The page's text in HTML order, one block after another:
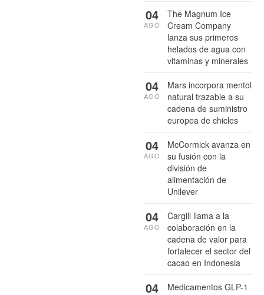
The Magnum Ice
Cream Company
lanza sus primeros
helados de agua con
vitaminas y minerales
04
AGO
Mars incorpora mentol
natural trazable a su
cadena de suministro
europea de chicles
04
AGO
McCormick avanza en
su fusión con la
división de
alimentación de
Unilever
04
AGO
Cargill llama a la
colaboración en la
cadena de valor para
fortalecer el sector del
cacao en Indonesia
04
AGO
Medicamentos GLP-1
04